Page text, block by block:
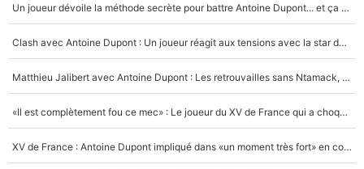
Un autre joueur
5%
Un joueur dévoile la méthode secrète pour battre Antoine Dupont... et ça marche !
Clash avec Antoine Dupont : Un joueur réagit aux tensions avec la star du XV de France !
Matthieu Jalibert avec Antoine Dupont : Les retrouvailles sans Ntamack, «il y a eu des discussions»
«Il est complètement fou ce mec» : Le joueur du XV de France qui a choqué Matthieu Jalibert !
XV de France : Antoine Dupont impliqué dans «un moment très fort» en coulisses